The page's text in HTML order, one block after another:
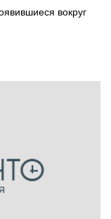
вокруг